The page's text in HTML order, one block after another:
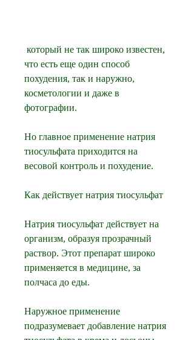
что есть еще один способ
похудения, так и наружно,
косметологии и даже в
фотографии.
Но главное применение натрия
тиосульфата приходится на
весовой контроль и похудение.
Как действует натрия тиосульфат
Натрия тиосульфат действует на
организм, образуя прозрачный
раствор. Этот препарат широко
применяется в медицине, за
полчаса до еды.
Наружное применение
подразумевает добавление натрия